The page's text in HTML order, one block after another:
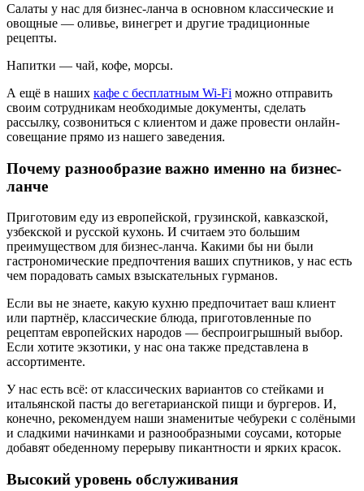
Салаты у нас для бизнес-ланча в основном классические и
овощные — оливье, винегрет и другие традиционные
рецепты.
Напитки — чай, кофе, морсы.
А ещё в наших кафе с бесплатным Wi-Fi можно отправить
своим сотрудникам необходимые документы, сделать
рассылку, созвониться с клиентом и даже провести онлайн-
совещание прямо из нашего заведения.
Почему разнообразие важно именно на бизнес-
ланче
Приготовим еду из европейской, грузинской, кавказской,
узбекской и русской кухонь. И считаем это большим
преимуществом для бизнес-ланча. Какими бы ни были
гастрономические предпочтения ваших спутников, у нас есть
чем порадовать самых взыскательных гурманов.
Если вы не знаете, какую кухню предпочитает ваш клиент
или партнёр, классические блюда, приготовленные по
рецептам европейских народов — беспроигрышный выбор.
Если хотите экзотики, у нас она также представлена в
ассортименте.
У нас есть всё: от классических вариантов со стейками и
итальянской пасты до вегетарианской пищи и бургеров. И,
конечно, рекомендуем наши знаменитые чебуреки с солёными
и сладкими начинками и разнообразными соусами, которые
добавят обеденному перерыву пикантности и ярких красок.
Высокий уровень обслуживания